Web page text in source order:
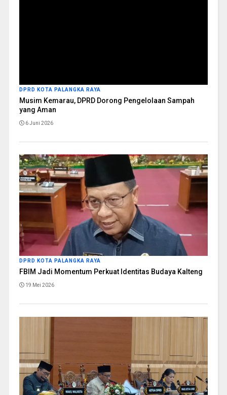
DPRD KOTA PALANGKA RAYA
Musim Kemarau, DPRD Dorong Pengelolaan Sampah
yang Aman
6 Juni 2026
DPRD KOTA PALANGKA RAYA
FBIM Jadi Momentum Perkuat Identitas Budaya Kalteng
19 Mei 2026